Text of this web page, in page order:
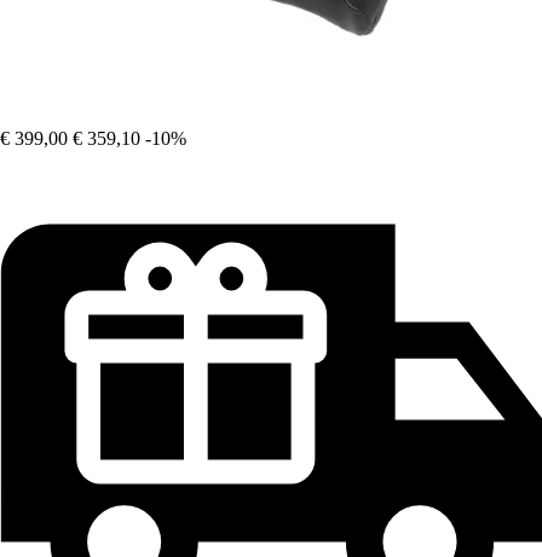
€ 399,00 € 359,10 -10%